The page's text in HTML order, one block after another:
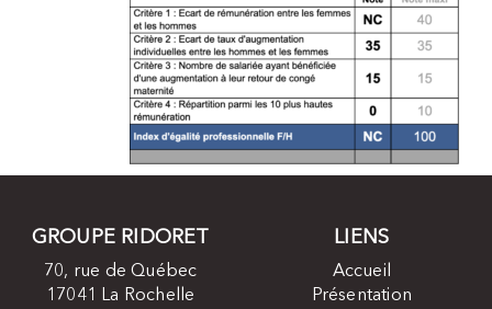
GROUPE RIDORET
70, rue de Québec
17041 La Rochelle
LIENS
Accueil
Présentation